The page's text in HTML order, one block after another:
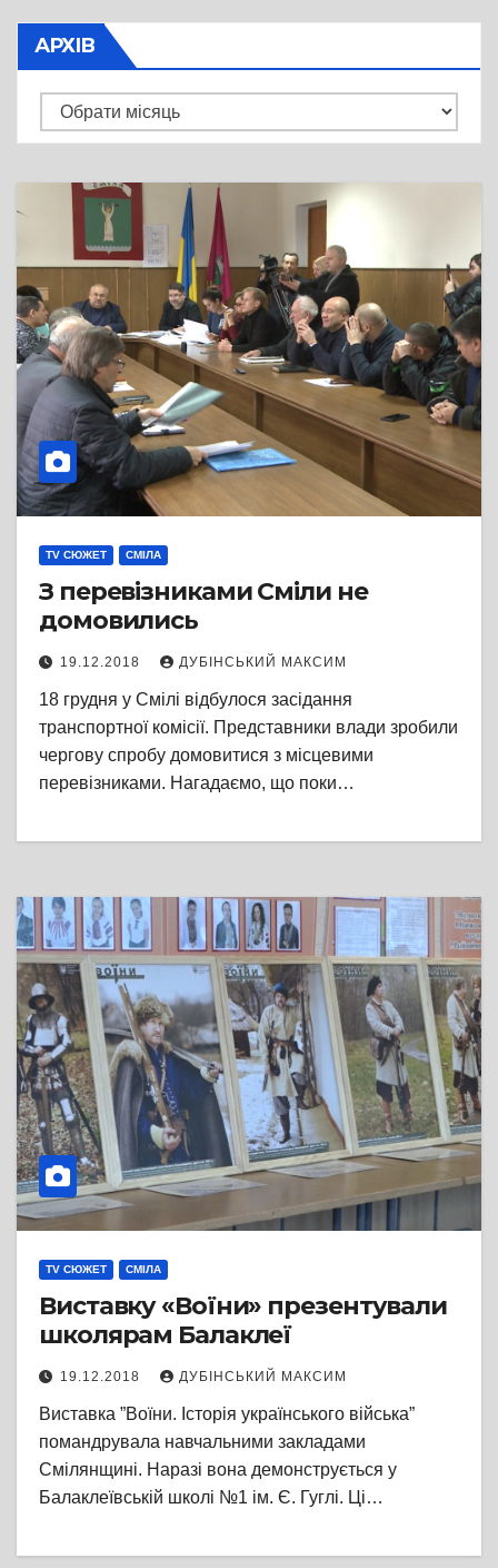
АРХІВ
Архів
TV СЮЖЕТ СМІЛА
З перевізниками Сміли не
домовились
19.12.2018 ДУБІНСЬКИЙ МАКСИМ
18 грудня у Смілі відбулося засідання
транспортної комісії. Представники влади зробили
чергову спробу домовитися з місцевими
перевізниками. Нагадаємо, що поки…
TV СЮЖЕТ СМІЛА
Виставку «Воїни» презентували
школярам Балаклеї
19.12.2018 ДУБІНСЬКИЙ МАКСИМ
Виставка ”Воїни. Історія українського війська”
помандрувала навчальними закладами
Смілянщині. Наразі вона демонструється у
Балаклеївській школі №1 ім. Є. Гуглі. Ці…